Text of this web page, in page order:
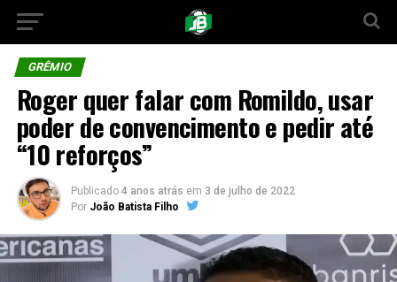
GRÊMIO
Roger quer falar com Romildo, usar
poder de convencimento e pedir até
“10 reforços”
Publicado 4 anos atrás em 3 de julho de 2022
Por João Batista Filho